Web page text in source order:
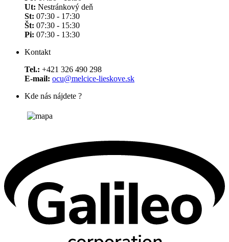
Ut: Nestránkový deň
St: 07:30 - 17:30
Št: 07:30 - 15:30
Pi: 07:30 - 13:30
Kontakt
Tel.: +421 326 490 298
E-mail: ocu@melcice-lieskove.sk
Kde nás nájdete ?